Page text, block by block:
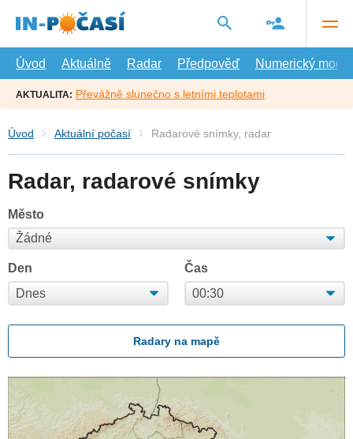
hlavní
Úvod
Aktuálně Radar Předpověď Numerický model
AKTUALITA: Převážně slunečno s letními teplotami
Úvod Aktuální počasí Radarové snímky, radar
Radar, radarové snímky
Město
Den Čas
Radary na mapě